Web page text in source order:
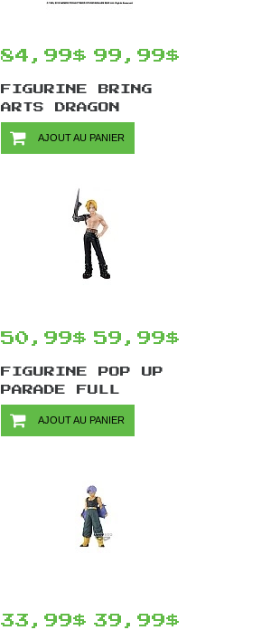
84,99$ 99,99$
FIGURINE BRING
ARTS DRAGON
QUEST PAR SQUARE
ENIX - DRAGON
AJOUT AU PANIER
50,99$ 59,99$
FIGURINE POP UP
PARADE FULL
METAL ALCHEMIST
PAR GOOD SMILE
AJOUT AU PANIER
33,99$ 39,99$